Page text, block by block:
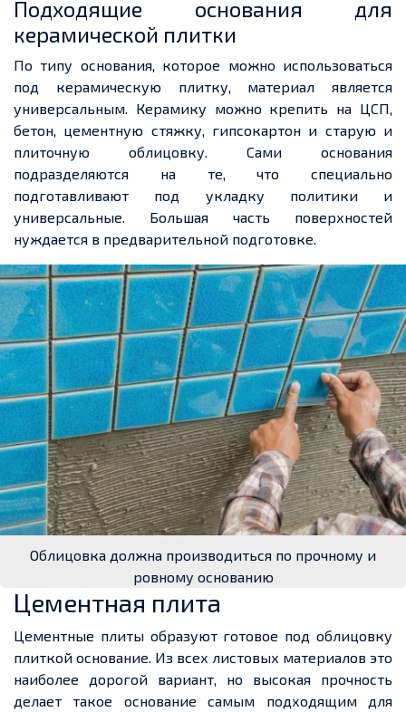
Подходящие основания для
керамической плитки
По типу основания, которое можно использоваться
под керамическую плитку, материал является
универсальным. Керамику можно крепить на ЦСП,
бетон, цементную стяжку, гипсокартон и старую и
плиточную облицовку. Сами основания
подразделяются на те, что специально
подготавливают под укладку политики и
универсальные. Большая часть поверхностей
нуждается в предварительной подготовке.
Облицовка должна производиться по прочному и
ровному основанию
Цементная плита
Цементные плиты образуют готовое под облицовку
плиткой основание. Из всех листовых материалов это
наиболее дорогой вариант, но высокая прочность
делает такое основание самым подходящим для